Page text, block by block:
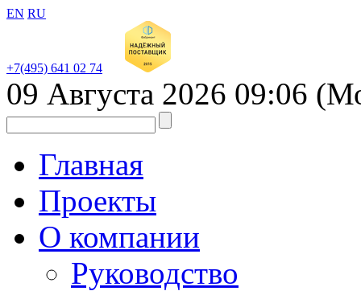
EN RU
+7(495) 641 02 74
09 Августа 2026 09:06
Главная
Проекты
О компании
Руководство